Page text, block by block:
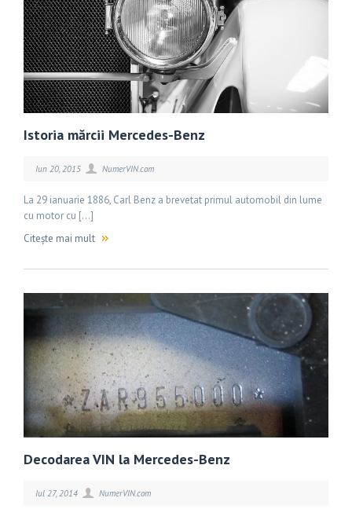
Istoria mărcii Mercedes-Benz
Iun 20, 2015 NumerVIN.com
La 29 ianuarie 1886, Carl Benz a brevetat primul automobil din lume
cu motor cu […]
Citește mai mult
Decodarea VIN la Mercedes-Benz
Iul 27, 2014 NumerVIN.com